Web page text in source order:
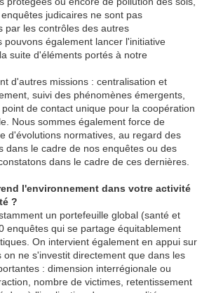
judicaires ne sont pas
par les contrôles des autres
pouvons également lancer l'initiative
suite d'éléments portés à notre
d'autres missions : centralisation et
suivi des phénomènes émergents,
de contact unique pour la coopération
Nous sommes également force de
d'évolutions normatives, au regard des
dans le cadre de nos enquêtes ou des
dans le cadre de ces dernières.
l'environnement dans votre activité
?
un portefeuille global (santé et
enquêtes qui se partage équitablement
On intervient également en appui sur
ne s'investit directement que dans les
: dimension interrégionale ou
nombre de victimes, retentissement